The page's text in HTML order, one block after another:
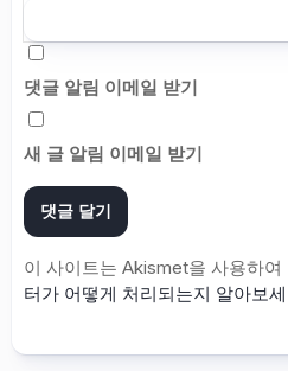
댓글 알림 이메일 받기
새 글 알림 이메일 받기
이 사이트는 Akismet을 사용하여
터가 어떻게 처리되는지 알아보